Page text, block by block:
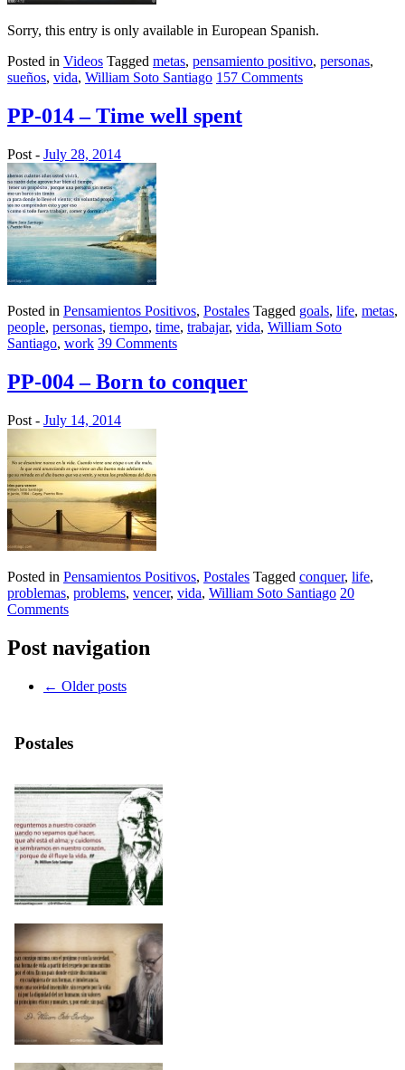
Sorry, this entry is only available in European Spanish.
Posted in Videos Tagged metas, pensamiento positivo, personas,
sueños, vida, William Soto Santiago 157 Comments
PP-014 – Time well spent
Post - July 28, 2014
Posted in Pensamientos Positivos, Postales Tagged goals, life, metas,
people, personas, tiempo, time, trabajar, vida, William Soto
Santiago, work 39 Comments
PP-004 – Born to conquer
Post - July 14, 2014
Posted in Pensamientos Positivos, Postales Tagged conquer, life,
problemas, problems, vencer, vida, William Soto Santiago 20
Comments
Post navigation
← Older posts
Postales